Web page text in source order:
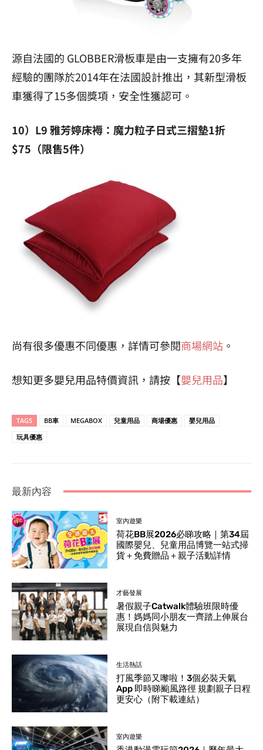
源自法國的 GLOBBER滑板車是由一支擁有20多年
經驗的團隊於2014年在法國設計推出，其新型滑板
車獲得了15多個獎項，安全性獲認可。
10）L9 雅芳婷床褥：魔力粒子日式三摺墊1折
$75（限售5件）
尚有很多優惠不同優惠，詳情可參閱商場網站 。
想知更多嬰兒用品特價資訊，請按【嬰兒用品】
TAGS BB車 MEGABOX 兒童用品 商場優惠
嬰兒用品
玩具優惠
最新內容
室內遊樂
荷花BB展2026必睇攻略｜第34屆
國際嬰兒、兒童用品博覽一站式掃
貨＋免費贈品＋親子活動詳情
才藝發展
暑假親子Catwalk體驗班限時優
惠！媽媽同小朋友一齊踏上伸展台
展現自信與魅力
生活熱話
打風季節又嚟啦！3個必裝天氣
App 即時睇颱風路徑 規劃親子日程
更安心（附下載連結）
室內遊樂